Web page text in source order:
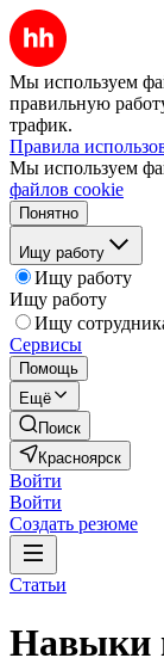
Мы используем
правильную
трафик.
Правила
Мы используем
файлов cookie
Понятно
Ищу работу
Ищу работу
Ищу работу
Ищу
Сервисы
Помощь
Ещё
Поиск
Красноярск
Войти
Войти
Создать резюме
Статьи
Навыки